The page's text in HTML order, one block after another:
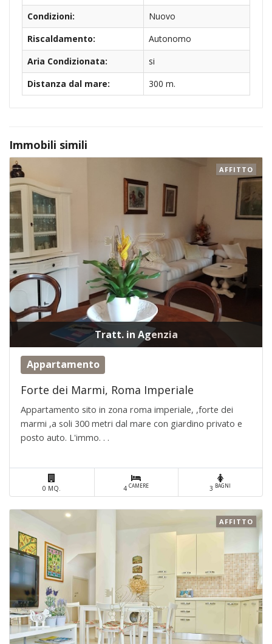
Condizioni:
Nuovo
Riscaldamento:
Autonomo
Aria Condizionata:
si
Distanza dal mare:
300 m.
Immobili simili
Tratt. in Agenzia
AFFITTO
Appartamento
Forte dei Marmi, Roma Imperiale
Appartamento sito in zona roma imperiale, ,forte dei
marmi ,a soli 300 metri dal mare con giardino privato e
posto auto. L'immo. . .
0 MQ. 4CAMERE 3 BAGNI
AFFITTO